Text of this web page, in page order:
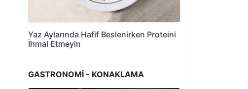
Yaz Aylarında Hafif Beslenirken Proteini
İhmal Etmeyin
GASTRONOMİ - KONAKLAMA